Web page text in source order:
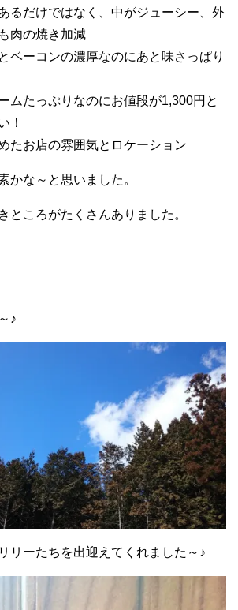
るだけではなく、中がジューシー、外
肉の焼き加減
ベーコンの濃厚なのにあと味さっぱり
ムたっぷりなのにお値段が1,300円と
！
たお店の雰囲気とロケーション
かな～と思いました。
ところがたくさんありました。
♪
リーたちを出迎えてくれました～♪